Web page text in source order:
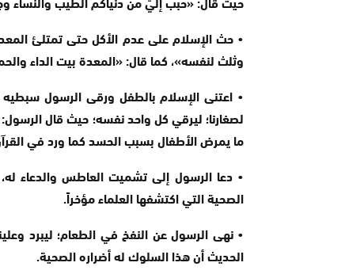
• حث الإسلام على عدم الأكل حتى تمتلئ
وثلث لنفسه»، كما قال: «المعدة بيت الداء
• اعتنى الإسلام بالطفل ورقى الرسول
لصغارنا؛ ليرقي كل واحد نفسه؛ حيث قال
ما يمرض الأطفال بسبب الحسد كما ورد في
• دعا الرسول إلى تشميت العاطس والدعاء
الصحية التي اكتشفها العلماء مؤخراً.
• نهى الرسول عن النفخ في الطعام؛ ليبرد
الحديث أن هذا السلوك له أضراره الصحية.